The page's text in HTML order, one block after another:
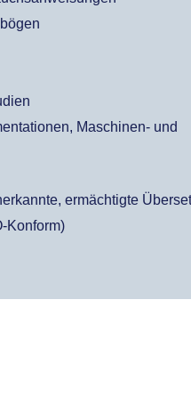
Maschinen- und
ermächtigte
Konform)